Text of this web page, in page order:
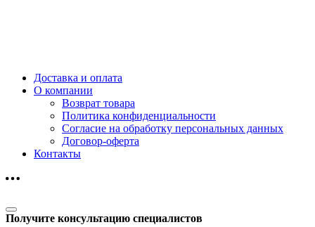
Доставка и оплата
О компании
Возврат товара
Политика конфиденциальности
Согласие на обработку персональных данных
Договор-оферта
Контакты
Получите консультацию специалистов